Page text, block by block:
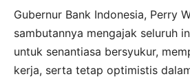
Gubernur Bank Indonesia, Perry
sambutannya mengajak seluruh
untuk senantiasa bersyukur,
kerja, serta tetap optimistis